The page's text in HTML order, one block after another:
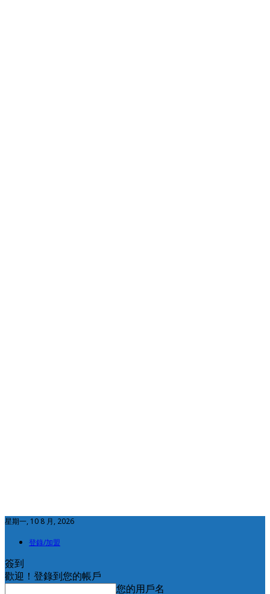
星期一, 10 8 月, 2026
登錄/加盟
簽到
歡迎！登錄到您的帳戶
您的用戶名